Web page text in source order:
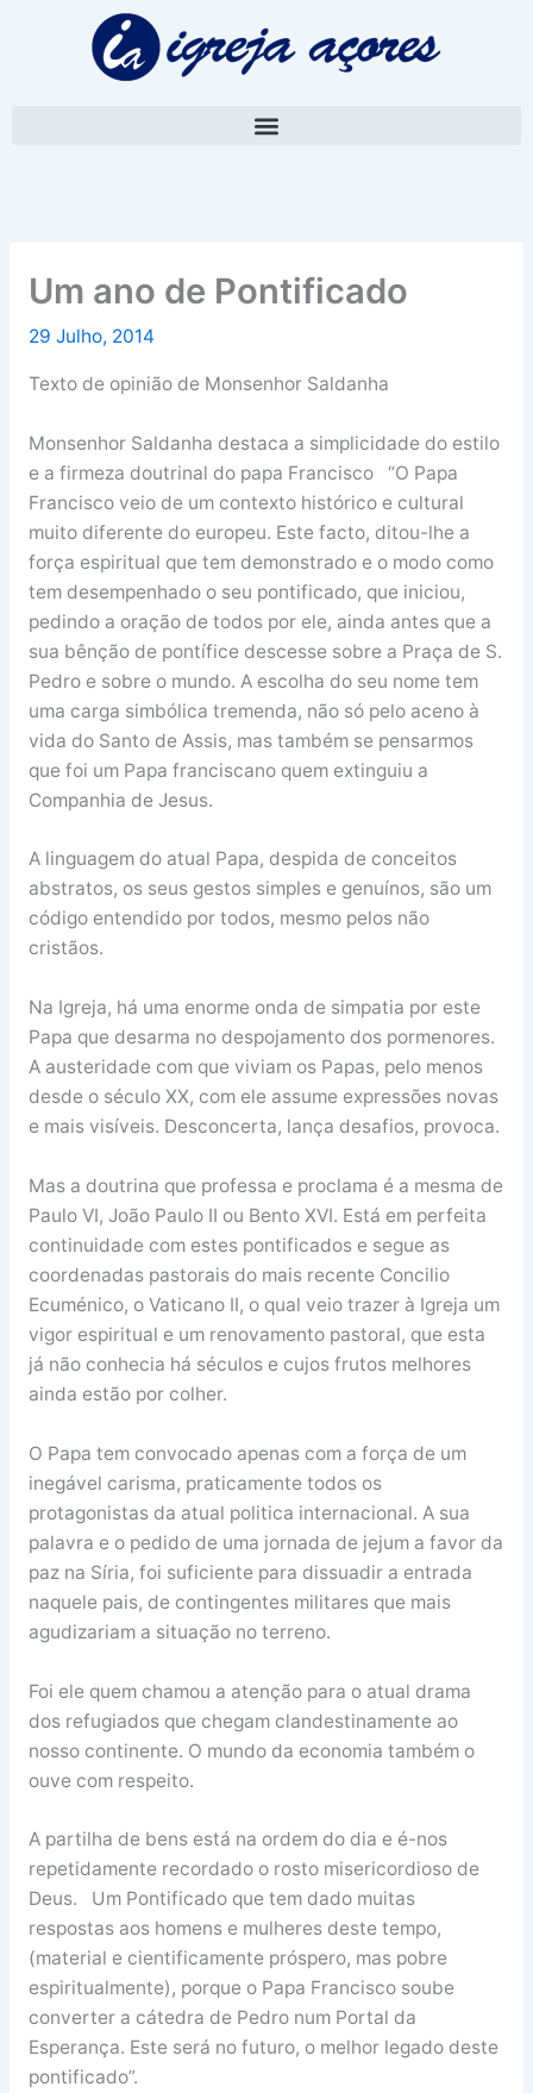
Um ano de Pontificado
29 Julho, 2014
Texto de opinião de Monsenhor Saldanha
Monsenhor Saldanha destaca a simplicidade do estilo
e a firmeza doutrinal do papa Francisco “O Papa
Francisco veio de um contexto histórico e cultural
muito diferente do europeu. Este facto, ditou-lhe a
força espiritual que tem demonstrado e o modo como
tem desempenhado o seu pontificado, que iniciou,
pedindo a oração de todos por ele, ainda antes que a
sua bênção de pontífice descesse sobre a Praça de S.
Pedro e sobre o mundo. A escolha do seu nome tem
uma carga simbólica tremenda, não só pelo aceno à
vida do Santo de Assis, mas também se pensarmos
que foi um Papa franciscano quem extinguiu a
Companhia de Jesus.
A linguagem do atual Papa, despida de conceitos
abstratos, os seus gestos simples e genuínos, são um
código entendido por todos, mesmo pelos não
cristãos.
Na Igreja, há uma enorme onda de simpatia por este
Papa que desarma no despojamento dos pormenores.
A austeridade com que viviam os Papas, pelo menos
desde o século XX, com ele assume expressões novas
e mais visíveis. Desconcerta, lança desafios, provoca.
Mas a doutrina que professa e proclama é a mesma de
Paulo VI, João Paulo II ou Bento XVI. Está em perfeita
continuidade com estes pontificados e segue as
coordenadas pastorais do mais recente Concilio
Ecuménico, o Vaticano II, o qual veio trazer à Igreja um
vigor espiritual e um renovamento pastoral, que esta
já não conhecia há séculos e cujos frutos melhores
ainda estão por colher.
O Papa tem convocado apenas com a força de um
inegável carisma, praticamente todos os
protagonistas da atual politica internacional. A sua
palavra e o pedido de uma jornada de jejum a favor da
paz na Síria, foi suficiente para dissuadir a entrada
naquele pais, de contingentes militares que mais
agudizariam a situação no terreno.
Foi ele quem chamou a atenção para o atual drama
dos refugiados que chegam clandestinamente ao
nosso continente. O mundo da economia também o
ouve com respeito.
A partilha de bens está na ordem do dia e é-nos
repetidamente recordado o rosto misericordioso de
Deus. Um Pontificado que tem dado muitas
respostas aos homens e mulheres deste tempo,
(material e cientificamente próspero, mas pobre
espiritualmente), porque o Papa Francisco soube
converter a cátedra de Pedro num Portal da
Esperança. Este será no futuro, o melhor legado deste
pontificado”.